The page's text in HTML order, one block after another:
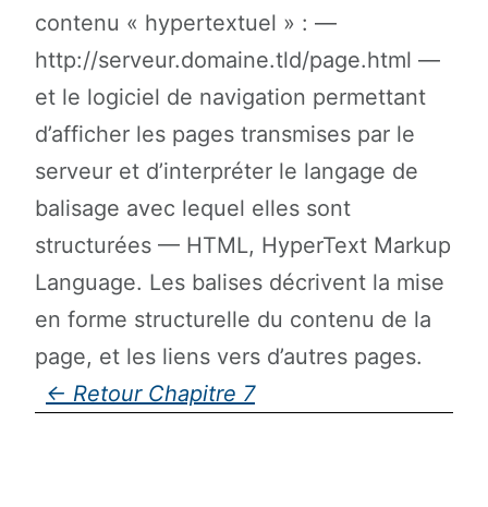
contenu « hypertextuel » : —
http://serveur.domaine.tld/page.html —
et le logiciel de navigation permettant
d’afficher les pages transmises par le
serveur et d’interpréter le langage de
balisage avec lequel elles sont
structurées — HTML, HyperText Markup
Language. Les balises décrivent la mise
en forme structurelle du contenu de la
page, et les liens vers d’autres pages.
Chapitre 7